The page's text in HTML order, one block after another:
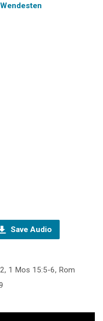
Save Audio
1 Mos 15:5-6, Rom